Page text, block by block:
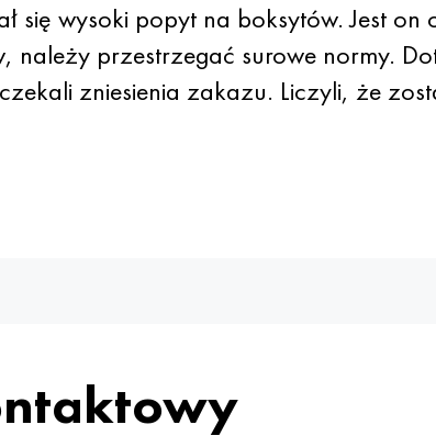
się wysoki popyt na boksytów. Jest
należy przestrzegać surowe normy.
zniesienia zakazu. Liczyli, że